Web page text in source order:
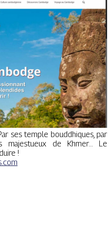
ses temple bouddhiques, par
majestueux de Khmer... Le
!